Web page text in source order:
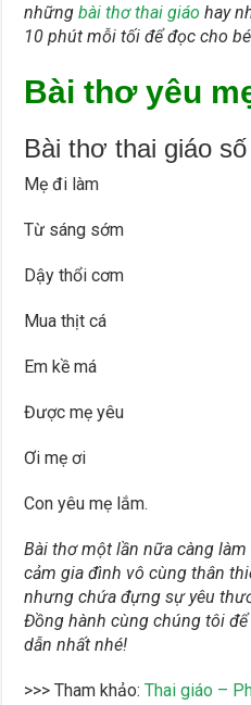
nhữngbài thơ thai giáo hay
10 phút mỗi tối để đọc cho
Bài thơ yêu
Bài thơ thai giáo
Mẹ đi làm
Từ sáng sớm
Dậy thổi cơm
Mua thịt cá
Em kề má
Được mẹ yêu
Ơi mẹ ơi
Con yêu mẹ lắm.
Bài thơ một lần nữa càng
cảm gia đình vô cùng thân
nhưng chứa đựng sự yêu
Đồng hành cùng chúng tôi
dẫn nhất nhé!
>>> Tham khảo:Thai giáo –